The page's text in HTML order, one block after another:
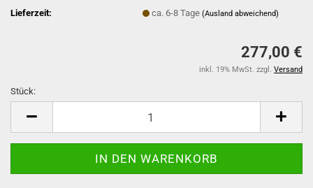
Lieferzeit:
ca. 6-8 Tage(Ausland abweichend)
277,00 €
inkl. 19% MwSt. zzgl. Versand
Stück: